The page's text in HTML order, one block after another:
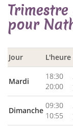
pour
Jour L'heure
Mardi
18:30
20:00
Dimanche
09:30
10:55